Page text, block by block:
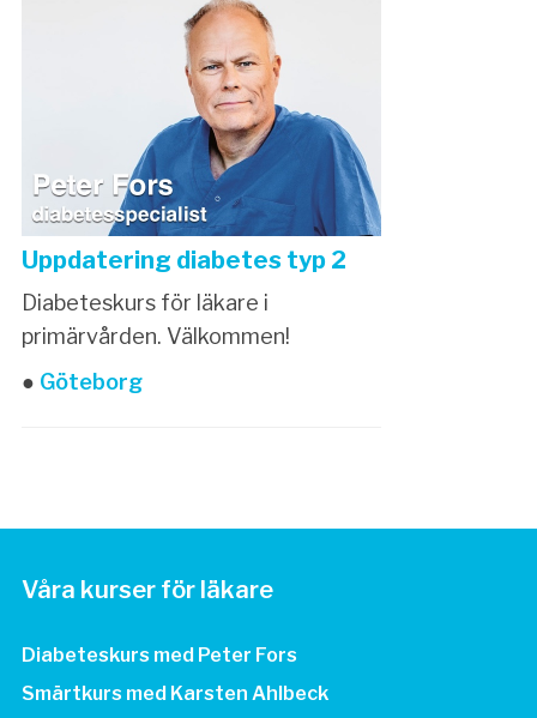
Uppdatering diabetes typ 2
Diabeteskurs för läkare i
primärvården. Välkommen!
● Göteborg
Våra kurser för läkare
Diabeteskurs med Peter Fors
Smärtkurs med Karsten Ahlbeck